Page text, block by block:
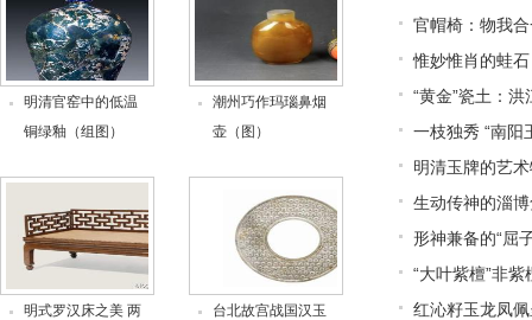
明清官窑中的低温
铜绿釉（组图）
潮州巧作玛瑙鼻烟
壶（图）
明式罗汉床之美 两
台北故宫战国汉玉
官帽椅：物我
惟妙惟肖的蛙
“黄金”瓷土：
一枝独秀 “南阳
明清玉牌的艺
生动传神的淄
形神兼备的“屈
“大叶紫檀”非紫
红沁籽玉龙凤